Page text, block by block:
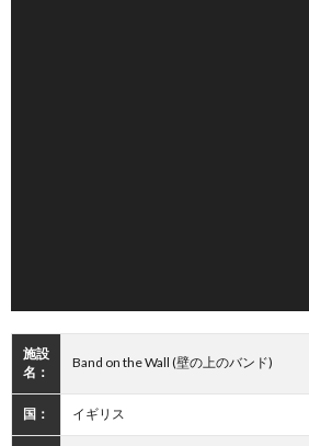
施設
名：
Band on the Wall (壁の上のバンド)
国： イギリス